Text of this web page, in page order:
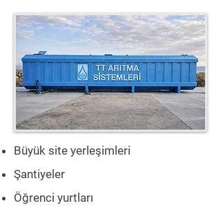
Büyük site yerleşimleri
Şantiyeler
Öğrenci yurtları